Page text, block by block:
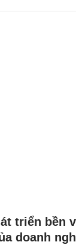
triển bền
doanh